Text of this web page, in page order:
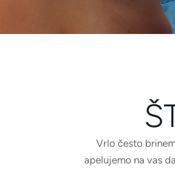
Vrlo često
apelujemo na vas